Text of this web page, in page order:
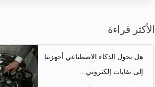
الأكثر قراءة
هل يحول الذكاء الاصطناعي أجهزتنا
إلى نفايات إلكتروني...